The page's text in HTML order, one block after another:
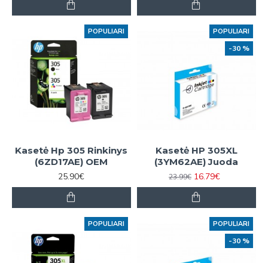
POPULIARI
Kasetė Hp 305 Rinkinys
(6ZD17AE) OEM
25.90€
POPULIARI
-30 %
Kasetė HP 305XL
(3YM62AE) Juoda
23.99€ 16.79€
POPULIARI POPULIARI
-30 %